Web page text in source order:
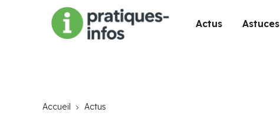
Actus Astuces
Accueil Actus